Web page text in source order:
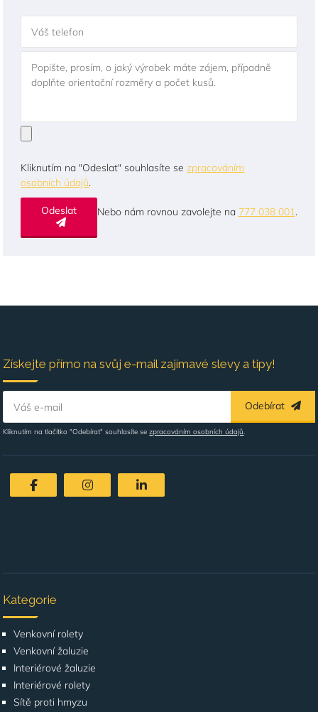
Váš telefon
Popište, prosím, o jaký výrobek máte zájem, případně
doplňte orientační rozměry a počet kusů.
Kliknutím na "Odeslat" souhlasíte sezpracováním
osobních údajů.
Nebo nám rovnou zavolejte na 777 038 001.
Získejte přímo na svůj e-mail zajímavé slevy a tipy!
Váš e-mail Odebírat
Kliknutím na tlačítko "Odebírat" souhlasíte sezpracováním osobních údajů.
Kategorie
Venkovní rolety
Venkovní žaluzie
Interiérové žaluzie
Interiérové rolety
Sítě proti hmyzu